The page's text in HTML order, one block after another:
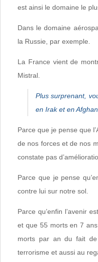
est ainsi le domaine le
Dans le domaine
la Russie, par exemple.
La France vient de
Mistral.
Plus surprenant,
en Irak et en
Parce que je pense que
de nos forces et de nos
constate pas
Parce que je pense
contre lui sur notre sol.
Parce qu’enfin l’avenir
et que 55 morts en 7
morts par an du fait
terrorisme et aussi au